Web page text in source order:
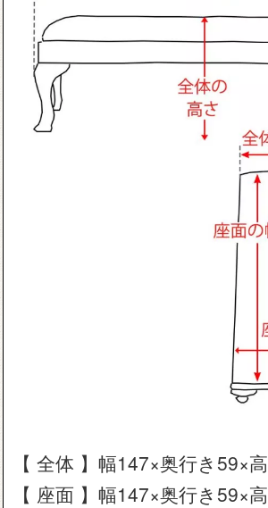
【 全体 】幅147×奥行き59×
【 座面 】幅147×奥行き59×